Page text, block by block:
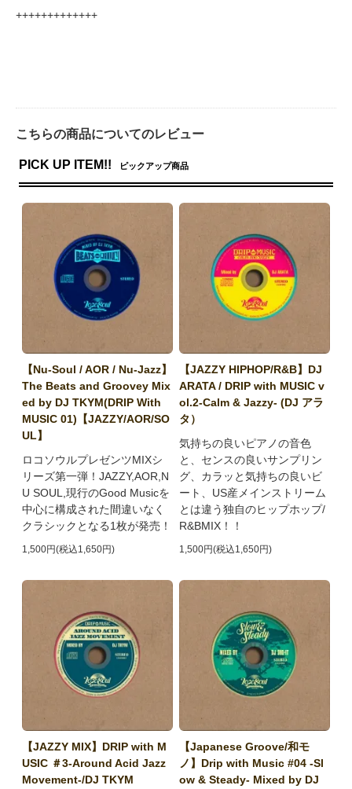
+++++++++++++
こちらの商品についてのレビュー
PICK UP ITEM!! ピックアップ商品
【Nu-Soul / AOR / Nu-Jazz】
The Beats and Groovey Mix
ed by DJ TKYM(DRIP With
MUSIC 01)【JAZZY/AOR/SO
UL】
ロコソウルプレゼンツMIXシ
リーズ第一弾！JAZZY,AOR,N
U SOUL,現行のGood Musicを
中心に構成された間違いなく
クラシックとなる1枚が発売！
1,500円(税込1,650円)
【JAZZY HIPHOP/R&B】DJ
ARATA / DRIP with MUSIC v
ol.2-Calm & Jazzy- (DJ アラ
タ）
気持ちの良いピアノの音色
と、センスの良いサンプリン
グ、カラッと気持ちの良いビ
ート、US産メインストリーム
とは違う独自のヒップホップ/
R&BMIX！！
1,500円(税込1,650円)
【JAZZY MIX】DRIP with M
USIC ＃3-Around Acid Jazz
Movement-/DJ TKYM
【Japanese Groove/和モ
ノ】Drip with Music #04 -Sl
ow & Steady- Mixed by DJ